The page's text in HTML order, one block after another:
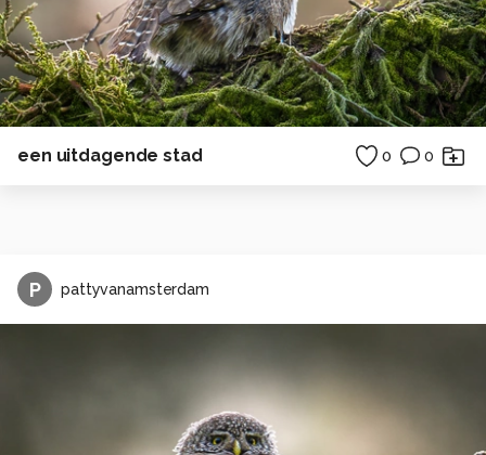
een uitdagende stad 0 0
P pattyvanamsterdam